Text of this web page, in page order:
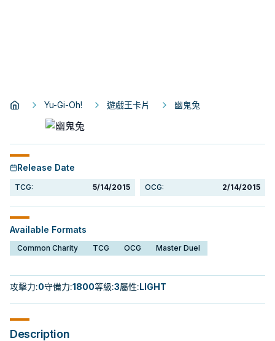
Yu-Gi-Oh! 遊戲王卡片 幽鬼兔
Release Date
TCG: 5/14/2015 OCG: 2/14/2015
Available Formats
Common Charity TCG OCG Master Duel
攻擊力:0守備力:1800等級:3屬性:LIGHT
Description